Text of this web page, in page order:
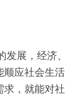
展，经济、
顺应社会生活
求，就能对社